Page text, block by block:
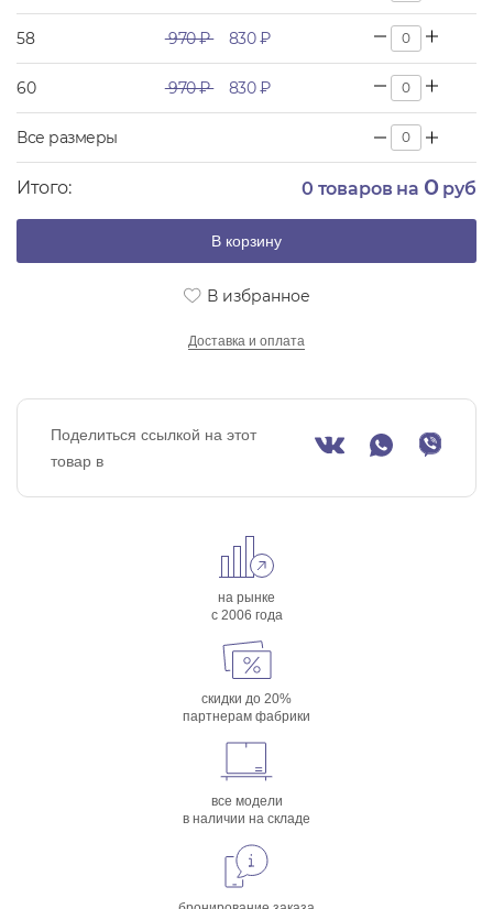
58 970 ₽ 830 ₽
60 970 ₽ 830 ₽
Все размеры
Итого: 0 товаров на 0руб
В корзину
В избранное
Доставка и оплата
Поделиться ссылкой на этот
товар в
на рынке
с 2006 года
скидки до 20%
партнерам фабрики
все модели
в наличии на складе